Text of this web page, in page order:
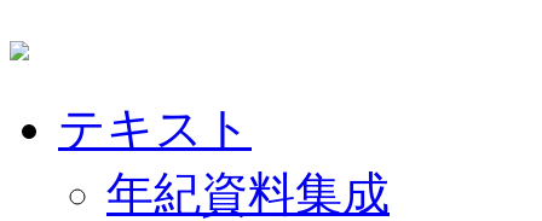
テキスト
年紀資料集成